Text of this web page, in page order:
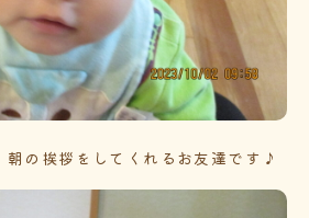
朝の挨拶をしてくれるお友達です♪